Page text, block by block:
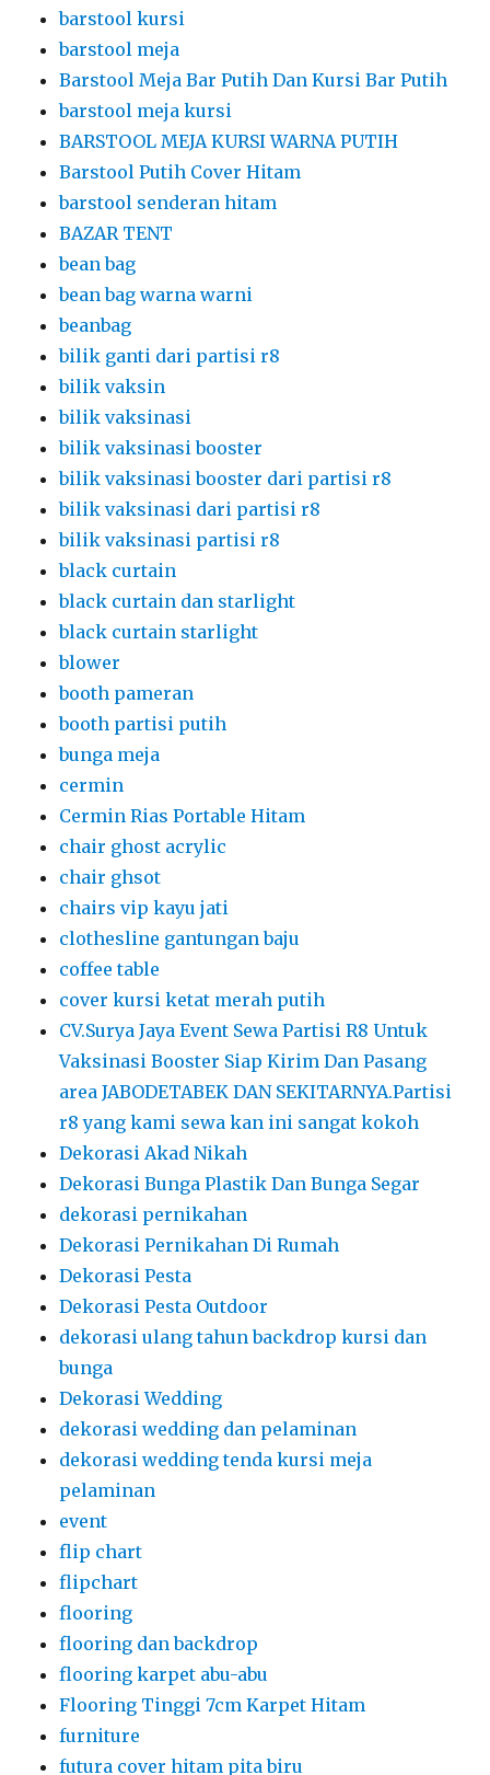
barstool kursi
barstool meja
Barstool Meja Bar Putih Dan Kursi Bar Putih
barstool meja kursi
BARSTOOL MEJA KURSI WARNA PUTIH
Barstool Putih Cover Hitam
barstool senderan hitam
BAZAR TENT
bean bag
bean bag warna warni
beanbag
bilik ganti dari partisi r8
bilik vaksin
bilik vaksinasi
bilik vaksinasi booster
bilik vaksinasi booster dari partisi r8
bilik vaksinasi dari partisi r8
bilik vaksinasi partisi r8
black curtain
black curtain dan starlight
black curtain starlight
blower
booth pameran
booth partisi putih
bunga meja
cermin
Cermin Rias Portable Hitam
chair ghost acrylic
chair ghsot
chairs vip kayu jati
clothesline gantungan baju
coffee table
cover kursi ketat merah putih
CV.Surya Jaya Event Sewa Partisi R8 Untuk
Vaksinasi Booster Siap Kirim Dan Pasang
area JABODETABEK DAN SEKITARNYA.Partisi
r8 yang kami sewa kan ini sangat kokoh
Dekorasi Akad Nikah
Dekorasi Bunga Plastik Dan Bunga Segar
dekorasi pernikahan
Dekorasi Pernikahan Di Rumah
Dekorasi Pesta
Dekorasi Pesta Outdoor
dekorasi ulang tahun backdrop kursi dan
bunga
Dekorasi Wedding
dekorasi wedding dan pelaminan
dekorasi wedding tenda kursi meja
pelaminan
event
flip chart
flipchart
flooring
flooring dan backdrop
flooring karpet abu-abu
Flooring Tinggi 7cm Karpet Hitam
furniture
futura cover hitam pita biru